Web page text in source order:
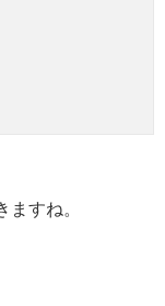
すね。